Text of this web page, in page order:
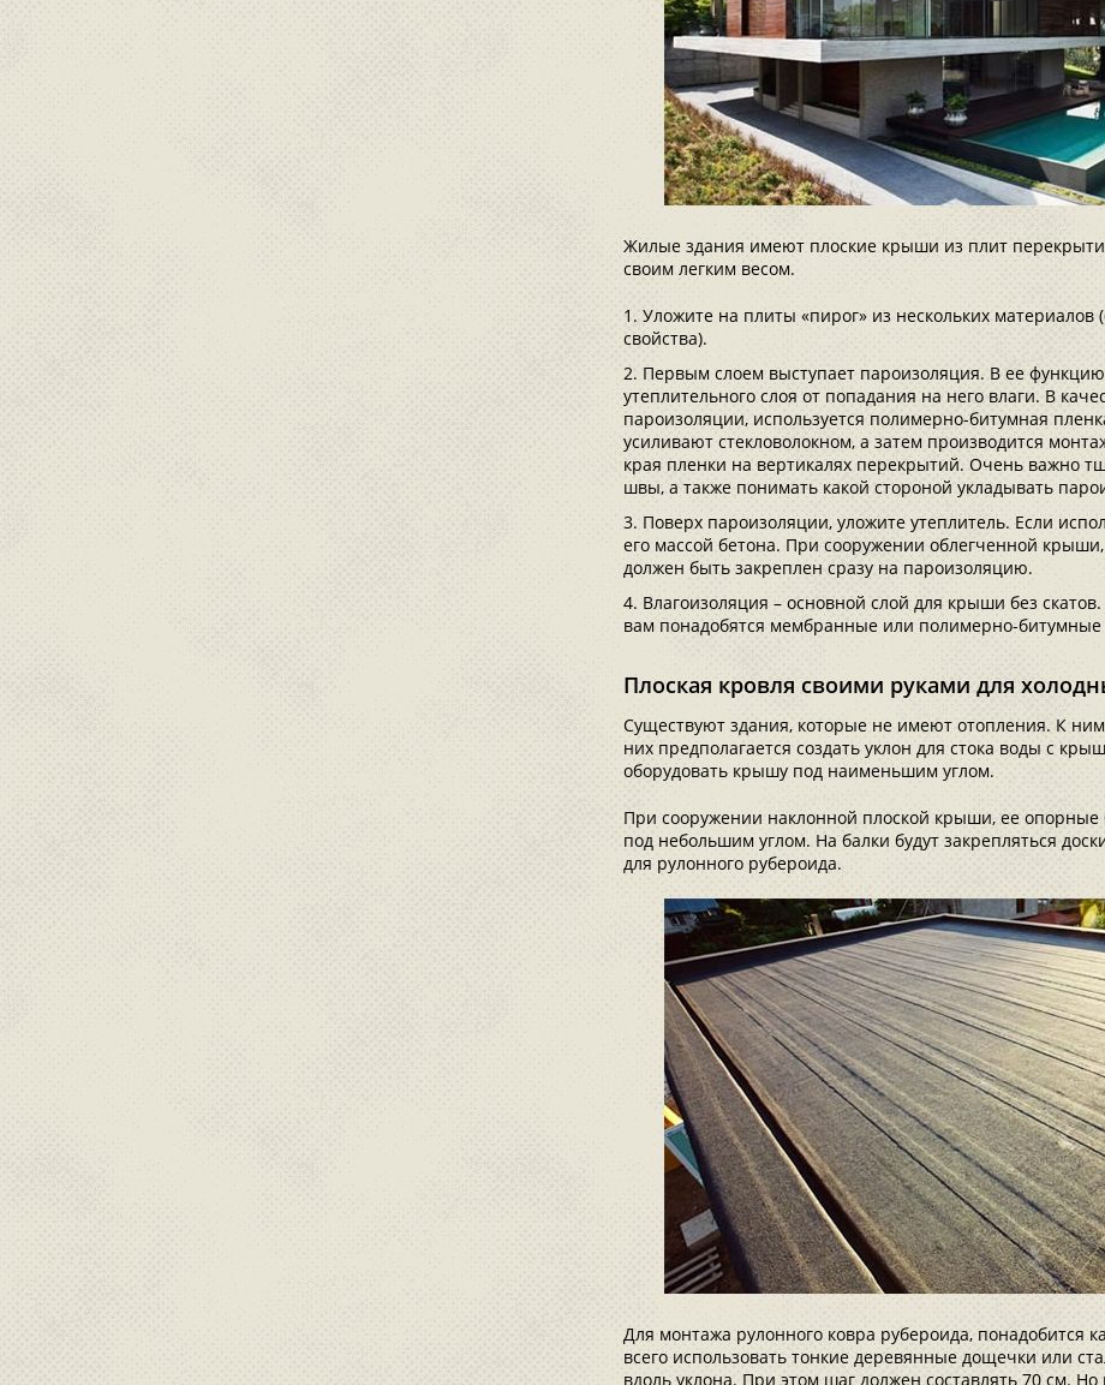
Жилые здания имеют плоские крыши из плит
своим легким весом.
Уложите на плиты «пирог» из нескольких
свойства).
Первым слоем выступает пароизоляция. В ее
утеплительного слоя от попадания на него влаги. В
пароизоляции, используется полимерно-битумная
усиливают стекловолокном, а затем производится
края пленки на вертикалях перекрытий. Очень важно
швы, а также понимать какой стороной укладывать
Поверх пароизоляции, уложите утеплитель. Если
его массой бетона. При сооружении облегченной
должен быть закреплен сразу на пароизоляцию.
Влагоизоляция – основной слой для крыши без
вам понадобятся мембранные или полимерно-
Плоская кровля своими руками для
Существуют здания, которые не имеют отопления. К
них предполагается создать уклон для стока воды с
оборудовать крышу под наименьшим углом.
При сооружении наклонной плоской крыши, ее опорные
под небольшим углом. На балки будут закрепляться
для рулонного рубероида.
Для монтажа рулонного ковра рубероида, понадобится
всего использовать тонкие деревянные дощечки или
вдоль уклона. При этом шаг должен составлять 70 см. Но